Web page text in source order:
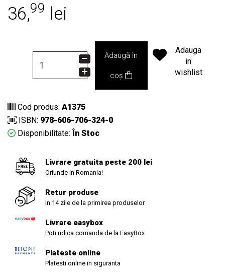
36,99 lei
Adaugă în
coș
Adauga
in
wishlist
Cod produs: A1375
ISBN: 978-606-706-324-0
Disponibilitate: În Stoc
Livrare gratuita peste 200 lei
Oriunde in Romania!
Retur produse
In 14 zile de la primirea produselor
Livrare easybox
Poti ridica comanda de la EasyBox
Plateste online
Platesti online in siguranta